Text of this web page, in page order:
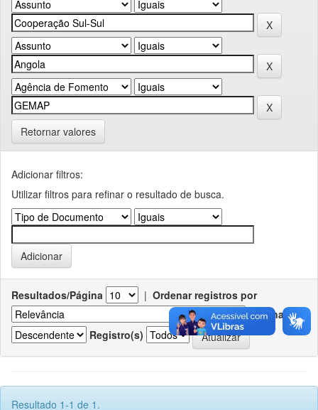
Retornar valores
Adicionar filtros:
Utilizar filtros para refinar o resultado de busca.
Resultados/Página | Ordenar registros por
Ordenar
Registro(s)
Resultado 1-1 de 1.